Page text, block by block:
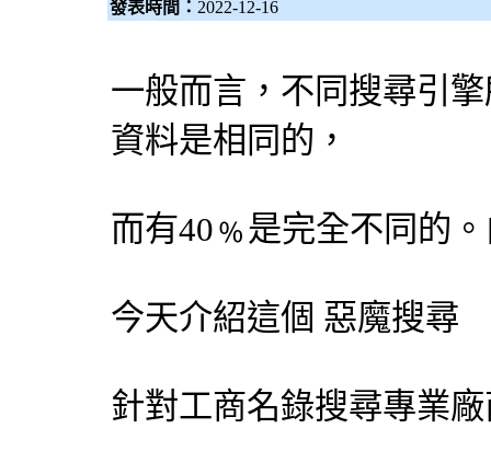
發表時間： 2022-12-16
一般而言，不同 搜尋引擎
資料是相同的，
而有40﹪是完全不同的
今天介紹這個 惡魔搜尋
針對工商名錄搜尋專業